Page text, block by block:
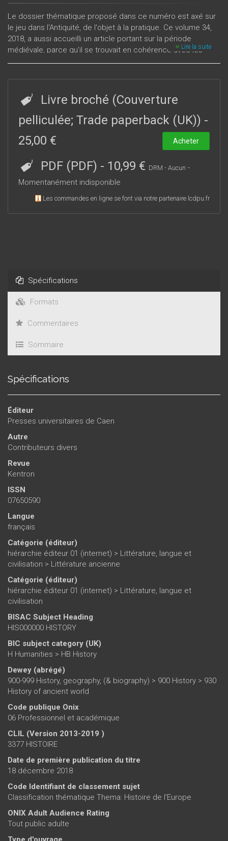
Le dossier thématique proposé dans ce numéro est axé sur
le jeu dans l'Antiquité, de l'objet à la pratique. Ce volume 34,
2018, a aussi accueilli un article portant sur la période
médiévale, parce qu'il se trouvait en cohérence avec les
autres contributions, centrées sur l'Antiquité. Le thème de ce
renouvellement de sa définition.
Lire la suite
Livre broché (Couverture
pelliculée; Trade paperback (UK)) -
25,00 €
Acheter
PDF (PDF) - 10,99 € DRM - Aucun -
Momentanément indisponible
Les commandes en ligne se font via notre partenaire lcdpu.fr
Spécifications
Formats
Commentaires
Sommaire
Spécifications
Éditeur
Presses universitaires de Caen
Autre
Contributeurs divers
Revue
Kentron
ISSN
07650590
Langue
français
Catégorie (éditeur)
hiérarchie éditeur 01 (internet) > Littérature, langue et
civilisation > Littérature ancienne
Catégorie (éditeur)
hiérarchie éditeur 01 (internet) > Littérature, langue et
civilisation
BISAC Subject Heading
HIS000000 HISTORY
BIC subject category (UK)
H Humanities > HB History
Dewey (abrégé)
900-999 History, geography, (& biography) > 900 History > 930
History of ancient world
Code publique Onix
06 Professionnel et académique
CLIL (Version 2013-2019 )
3377 HISTOIRE
Date de première publication du titre
18 décembre 2018
Code Identifiant de classement sujet
Classification thématique Thema: Histoire de l’Europe
ONIX Adult Audience Rating
Tout public adulte